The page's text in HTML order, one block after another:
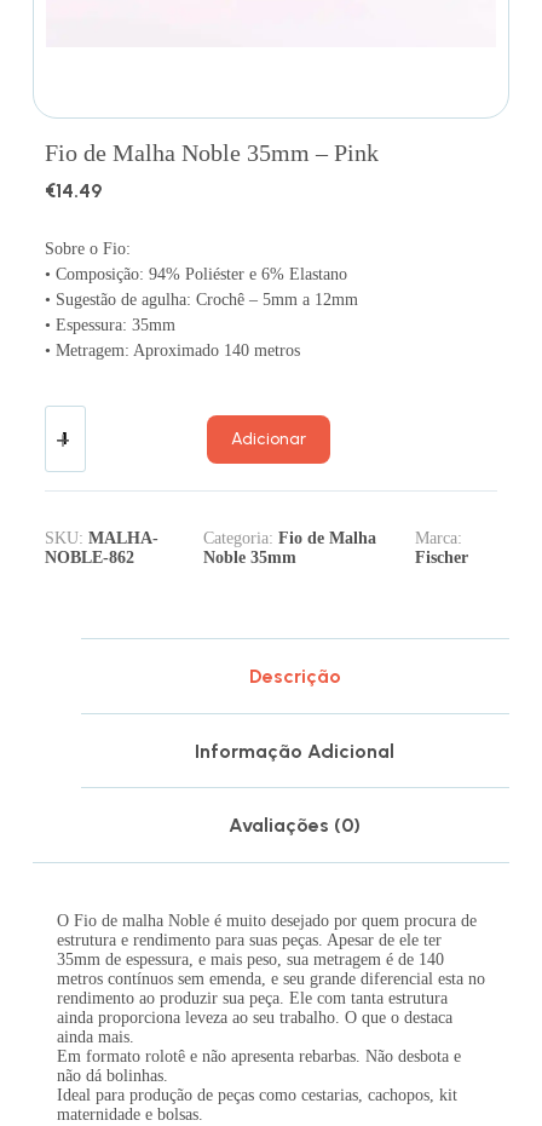
Fio de Malha Noble 35mm – Pink
€14.49
Sobre o Fio:
• Composição: 94% Poliéster e 6% Elastano
• Sugestão de agulha: Crochê – 5mm a 12mm
• Espessura: 35mm
• Metragem: Aproximado 140 metros
Adicionar
SKU: MALHA-
NOBLE-862
Categoria:Fio de Malha
Noble 35mm
Marca:
Fischer
Descrição
Informação Adicional
Avaliações (0)
O Fio de malha Noble é muito desejado por quem procura de
estrutura e rendimento para suas peças. Apesar de ele ter
35mm de espessura, e mais peso, sua metragem é de 140
metros contínuos sem emenda, e seu grande diferencial esta no
rendimento ao produzir sua peça. Ele com tanta estrutura
ainda proporciona leveza ao seu trabalho. O que o destaca
ainda mais.
Em formato rolotê e não apresenta rebarbas. Não desbota e
não dá bolinhas.
Ideal para produção de peças como cestarias, cachopos, kit
maternidade e bolsas.